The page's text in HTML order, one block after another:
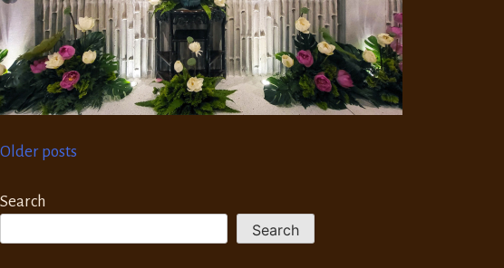
Posts
navigation
Older posts
Search
Search